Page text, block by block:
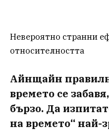
Невероятно странни
относителността
Айнщайн
времето се
бързо. Да
на времето“